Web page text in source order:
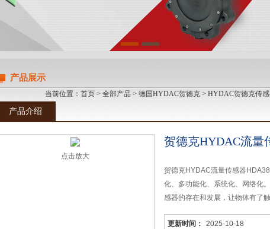
产品展示
当前位置： 首页 > 全部产品 > 德国HYDAC贺德克 > HYDAC贺德克传
产品介绍
点击放大
贺德克HYDAC流量
贺德克HYDAC流量传感器
化、多功能化、系统化、网络化
感器的存在和发展，让物体有了
更新时间：
2025-10-18